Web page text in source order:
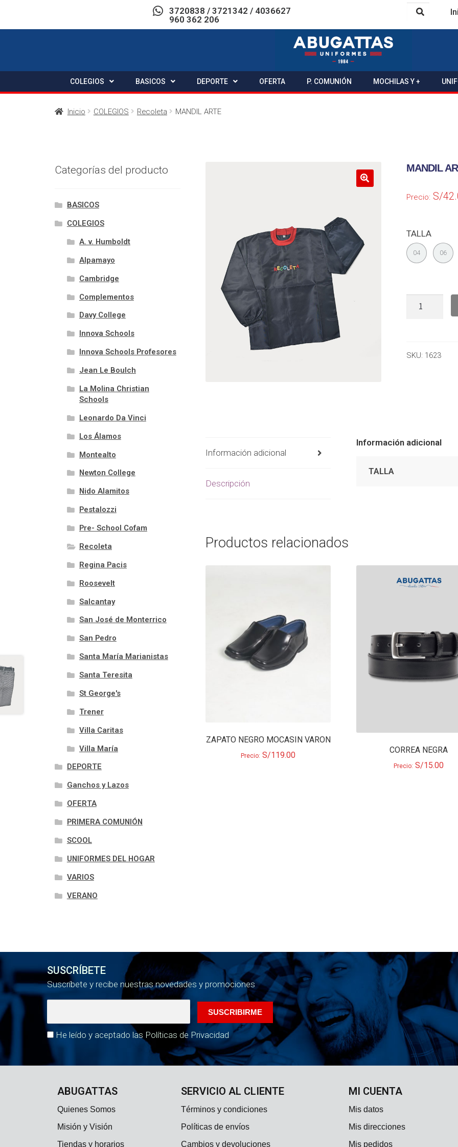
3720838 / 3721342 / 4036627
960 362 206
COLEGIOS BASICOS DEPORTE OFERTA P. COMUNIÓN MOCHILAS Y +
Inicio COLEGIOS Recoleta MANDIL ARTE
MANDIL
Precio: S/
TALLA
04 06
SKU: 1623
Información adicional
Descripción
Información adicional
TALLA
Productos relacionados
ZAPATO NEGRO MOCASIN VARON
Precio: S/119.00 CORREA NEGRA
Precio: S/15.00
Categorías del producto
BASICOS
COLEGIOS
A. v. Humboldt
Alpamayo
Cambridge
Complementos
Davy College
Innova Schools
Innova Schools Profesores
Jean Le Boulch
La Molina Christian
Schools
Leonardo Da Vinci
Los Álamos
Montealto
Newton College
Nido Alamitos
Pestalozzi
Pre- School Cofam
Recoleta
Regina Pacis
Roosevelt
Salcantay
San José de Monterrico
San Pedro
Santa María Marianistas
Santa Teresita
St George's
Trener
Villa Caritas
Villa María
DEPORTE
Ganchos y Lazos
OFERTA
PRIMERA COMUNIÓN
SCOOL
UNIFORMES DEL HOGAR
VARIOS
VERANO
SUSCRÍBETE
Suscríbete y recibe nuestras novedades y promociones
He leído y aceptado las Políticas de Privacidad
ABUGATTAS
Quienes Somos
Misión y Visión
Tiendas y horarios
SERVICIO AL CLIENTE
Términos y condiciones
Políticas de envíos
Cambios y devoluciones
MI CUENTA
Mis datos
Mis direcciones
Mis pedidos